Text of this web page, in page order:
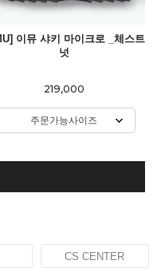
이뮤 샤키 마이크로 _체스트
넛
219,000
주문가능사이즈
CS CENTER